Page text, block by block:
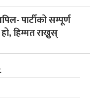
पार्टीको सम्पूर्ण
हिम्मत राख्नुस्